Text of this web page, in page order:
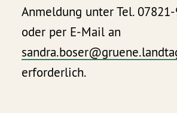
Anmeldung unter Tel.
oder per E-Mail an
erforderlich.